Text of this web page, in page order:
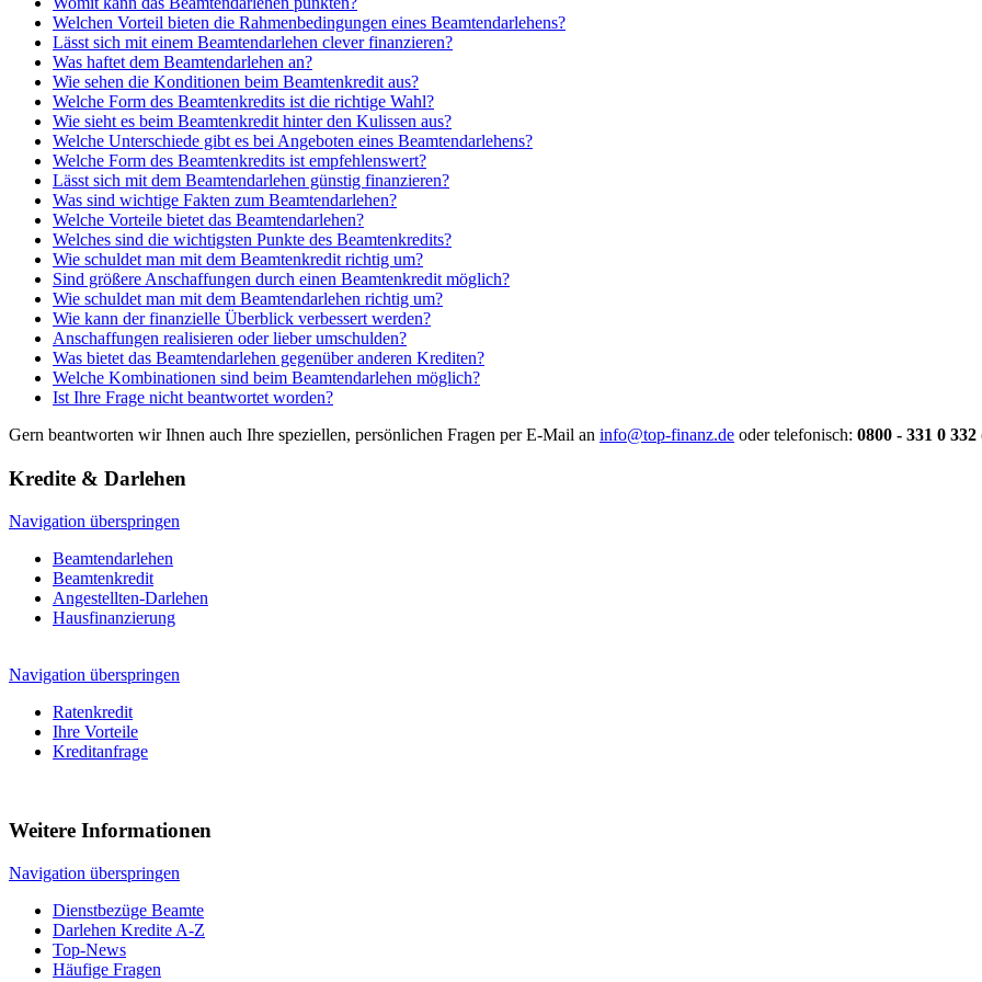
Welchen Vorteil bieten die Rahmenbedingungen eines Beamtendarlehens?
Lässt sich mit einem Beamtendarlehen clever finanzieren?
Was haftet dem Beamtendarlehen an?
Wie sehen die Konditionen beim Beamtenkredit aus?
Welche Form des Beamtenkredits ist die richtige Wahl?
Wie sieht es beim Beamtenkredit hinter den Kulissen aus?
Welche Unterschiede gibt es bei Angeboten eines Beamtendarlehens?
Welche Form des Beamtenkredits ist empfehlenswert?
Lässt sich mit dem Beamtendarlehen günstig finanzieren?
Was sind wichtige Fakten zum Beamtendarlehen?
Welche Vorteile bietet das Beamtendarlehen?
Welches sind die wichtigsten Punkte des Beamtenkredits?
Wie schuldet man mit dem Beamtenkredit richtig um?
Sind größere Anschaffungen durch einen Beamtenkredit möglich?
Wie schuldet man mit dem Beamtendarlehen richtig um?
Wie kann der finanzielle Überblick verbessert werden?
Anschaffungen realisieren oder lieber umschulden?
Was bietet das Beamtendarlehen gegenüber anderen Krediten?
Welche Kombinationen sind beim Beamtendarlehen möglich?
Ist Ihre Frage nicht beantwortet worden?
Gern beantworten wir Ihnen auch Ihre speziellen, persönlichen Fragen per E-Mail an info@top-finanz.de oder telefonisch: 0800 - 331 0 332
Kredite & Darlehen
Navigation überspringen
Beamtendarlehen
Beamtenkredit
Angestellten-Darlehen
Hausfinanzierung
Navigation überspringen
Ratenkredit
Ihre Vorteile
Kreditanfrage
Weitere Informationen
Navigation überspringen
Dienstbezüge Beamte
Darlehen Kredite A-Z
Top-News
Häufige Fragen